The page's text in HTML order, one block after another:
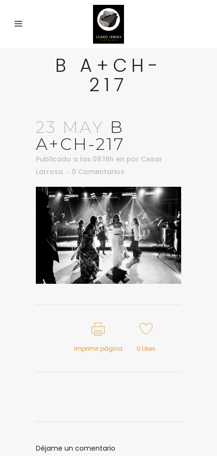
B A+CH-
217
23 MAY B
A+CH-217
Publicado a las 08:19h en por Cesar
Larrosa
0 Comentarios
Imprimir página 0 Likes
Déjame un comentario